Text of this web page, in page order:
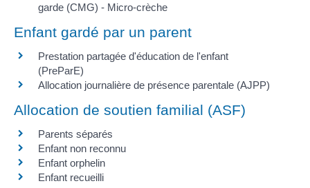
garde (CMG) - Micro-crèche
Enfant gardé par un parent
Prestation partagée d'éducation de l'enfant
(PreParE)
Allocation journalière de présence parentale (AJPP)
Allocation de soutien familial (ASF)
Parents séparés
Enfant non reconnu
Enfant orphelin
Enfant recueilli